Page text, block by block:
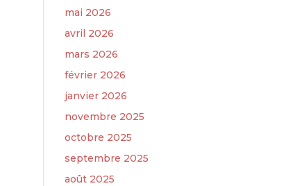
mai 2026
avril 2026
mars 2026
février 2026
janvier 2026
novembre 2025
octobre 2025
septembre 2025
août 2025